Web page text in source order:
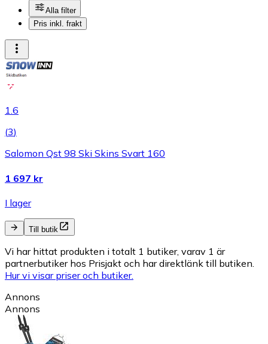
Alla filter
Pris inkl. frakt
1.6
(3)
Salomon Qst 98 Ski Skins Svart 160
1 697 kr
I lager
Till butik
Vi har hittat produkten i totalt 1 butiker, varav 1 är
partnerbutiker hos Prisjakt och har direktlänk till butiken.
Hur vi visar priser och butiker.
Annons
Annons